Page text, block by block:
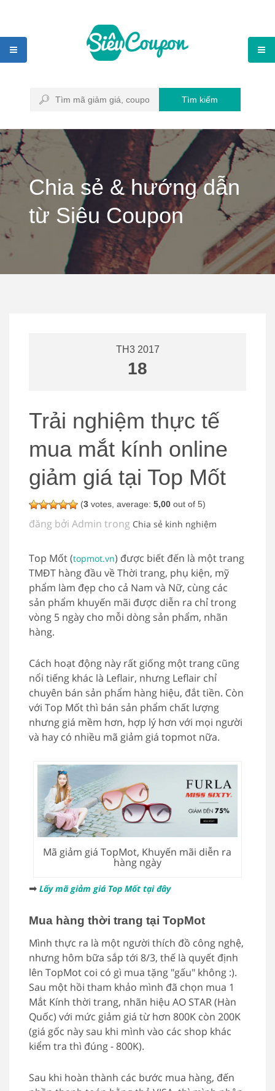
Tìm kiếm
Chia sẻ & hướng dẫn
từ Siêu Coupon
TH3 2017
18
Trải nghiệm thực tế
mua mắt kính online
giảm giá tại Top Mốt
(3 votes, average: 5,00 out of 5)
đăng bởi Admin trong Chia sẻ kinh nghiệm
Top Mốt (topmot.vn) được biết đến là một trang
TMĐT hàng đầu về Thời trang, phụ kiện, mỹ
phẩm làm đẹp cho cả Nam và Nữ, cùng các
sản phẩm khuyến mãi được diễn ra chỉ trong
vòng 5 ngày cho mỗi dòng sản phẩm, nhãn
hàng.
Cách hoạt động này rất giống một trang cũng
nổi tiếng khác là Leflair, nhưng Leflair chỉ
chuyên bán sản phẩm hàng hiệu, đắt tiền. Còn
với Top Mốt thì bán sản phẩm chất lượng
nhưng giá mềm hơn, hợp lý hơn với mọi người
và hay có nhiều mã giảm giá topmot nữa.
Mã giảm giá TopMot, Khuyến mãi diễn ra
hàng ngày
➡ Lấy mã giảm giá Top Mốt tại đây
Mua hàng thời trang tại TopMot
Mình thực ra là một người thích đồ công nghệ,
nhưng hôm bữa sắp tới 8/3, thế là quyết định
lên TopMot coi có gì mua tặng "gấu" không :).
Sau một hồi tham khảo mình đã chọn mua 1
Mắt Kính thời trang, nhãn hiệu AO STAR (Hàn
Quốc) với mức giảm giá từ hơn 800K còn 200K
(giá gốc này sau khi mình vào các shop khác
kiểm tra thì đúng - 800K).
Sau khi hoàn thành các bước mua hàng, đến